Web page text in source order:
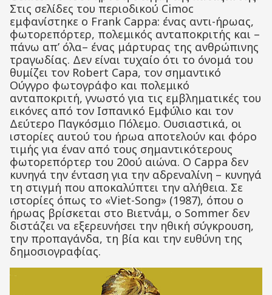
Στις σελίδες του περιοδικού Cimoc
εμφανίστηκε ο Frank Cappa: ένας αντι-ήρωας,
φωτορεπόρτερ, πολεμικός ανταποκριτής και –
πάνω απ’ όλα– ένας μάρτυρας της ανθρώπινης
τραγωδίας. Δεν είναι τυχαίο ότι το όνομά του
θυμίζει τον Robert Capa, τον σημαντικό
Ούγγρο φωτογράφο και πολεμικό
ανταποκριτή, γνωστό για τις εμβληματικές του
εικόνες από τον Ισπανικό Εμφύλιο και τον
Δεύτερο Παγκόσμιο Πόλεμο. Ουσιαστικά, οι
ιστορίες αυτού του ήρωα αποτελούν και φόρο
τιμής για έναν από τους σημαντικότερους
φωτορεπόρτερ του 20ού αιώνα. Ο Cappa δεν
κυνηγά την ένταση για την αδρεναλίνη – κυνηγά
τη στιγμή που αποκαλύπτει την αλήθεια. Σε
ιστορίες όπως το «Viet-Song» (1987), όπου ο
ήρωας βρίσκεται στο Βιετνάμ, ο Sommer δεν
διστάζει να εξερευνήσει την ηθική σύγκρουση,
την προπαγάνδα, τη βία και την ευθύνη της
δημοσιογραφίας.